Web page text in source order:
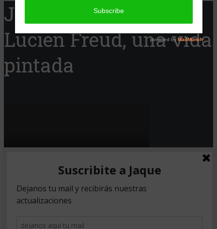
Jaque Cine presenta:
Lucien Freud, una vida
pintada
Copyright © 2026. Created by